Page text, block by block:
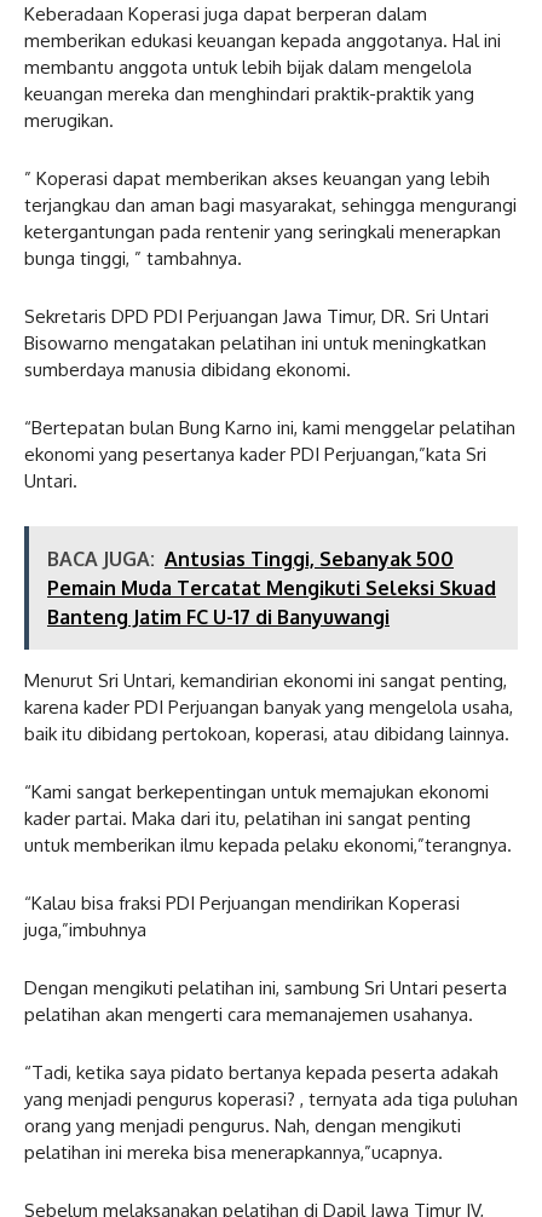
Keberadaan Koperasi juga dapat berperan dalam
memberikan edukasi keuangan kepada anggotanya. Hal ini
membantu anggota untuk lebih bijak dalam mengelola
keuangan mereka dan menghindari praktik-praktik yang
merugikan.
” Koperasi dapat memberikan akses keuangan yang lebih
terjangkau dan aman bagi masyarakat, sehingga mengurangi
ketergantungan pada rentenir yang seringkali menerapkan
bunga tinggi, ” tambahnya.
Sekretaris DPD PDI Perjuangan Jawa Timur, DR. Sri Untari
Bisowarno mengatakan pelatihan ini untuk meningkatkan
sumberdaya manusia dibidang ekonomi.
“Bertepatan bulan Bung Karno ini, kami menggelar pelatihan
ekonomi yang pesertanya kader PDI Perjuangan,”kata Sri
Untari.
BACA JUGA: Antusias Tinggi, Sebanyak 500
Pemain Muda Tercatat Mengikuti Seleksi Skuad
Banteng Jatim FC U-17 di Banyuwangi
Menurut Sri Untari, kemandirian ekonomi ini sangat penting,
karena kader PDI Perjuangan banyak yang mengelola usaha,
baik itu dibidang pertokoan, koperasi, atau dibidang lainnya.
“Kami sangat berkepentingan untuk memajukan ekonomi
kader partai. Maka dari itu, pelatihan ini sangat penting
untuk memberikan ilmu kepada pelaku ekonomi,”terangnya.
“Kalau bisa fraksi PDI Perjuangan mendirikan Koperasi
juga,”imbuhnya
Dengan mengikuti pelatihan ini, sambung Sri Untari peserta
pelatihan akan mengerti cara memanajemen usahanya.
“Tadi, ketika saya pidato bertanya kepada peserta adakah
yang menjadi pengurus koperasi? , ternyata ada tiga puluhan
orang yang menjadi pengurus. Nah, dengan mengikuti
pelatihan ini mereka bisa menerapkannya,”ucapnya.
Sebelum melaksanakan pelatihan di Dapil Jawa Timur IV,